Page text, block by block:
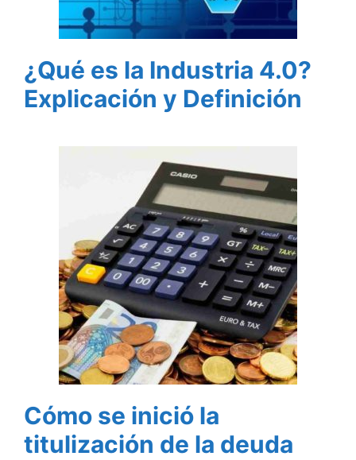
¿Qué es la Industria 4.0?
Explicación y Definición
Cómo se inició la
titulización de la deuda